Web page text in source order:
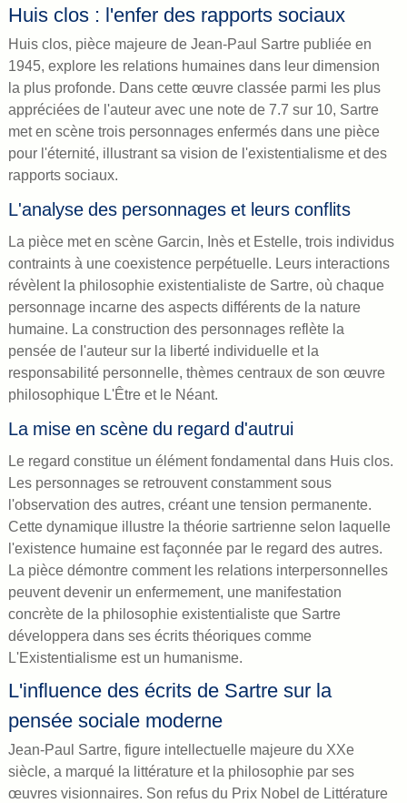
Huis clos : l'enfer des rapports sociaux
Huis clos, pièce majeure de Jean-Paul Sartre publiée en
1945, explore les relations humaines dans leur dimension
la plus profonde. Dans cette œuvre classée parmi les plus
appréciées de l'auteur avec une note de 7.7 sur 10, Sartre
met en scène trois personnages enfermés dans une pièce
pour l'éternité, illustrant sa vision de l'existentialisme et des
rapports sociaux.
L'analyse des personnages et leurs conflits
La pièce met en scène Garcin, Inès et Estelle, trois individus
contraints à une coexistence perpétuelle. Leurs interactions
révèlent la philosophie existentialiste de Sartre, où chaque
personnage incarne des aspects différents de la nature
humaine. La construction des personnages reflète la
pensée de l'auteur sur la liberté individuelle et la
responsabilité personnelle, thèmes centraux de son œuvre
philosophique L'Être et le Néant.
La mise en scène du regard d'autrui
Le regard constitue un élément fondamental dans Huis clos.
Les personnages se retrouvent constamment sous
l'observation des autres, créant une tension permanente.
Cette dynamique illustre la théorie sartrienne selon laquelle
l'existence humaine est façonnée par le regard des autres.
La pièce démontre comment les relations interpersonnelles
peuvent devenir un enfermement, une manifestation
concrète de la philosophie existentialiste que Sartre
développera dans ses écrits théoriques comme
L'Existentialisme est un humanisme.
L'influence des écrits de Sartre sur la
pensée sociale moderne
Jean-Paul Sartre, figure intellectuelle majeure du XXe
siècle, a marqué la littérature et la philosophie par ses
œuvres visionnaires. Son refus du Prix Nobel de Littérature